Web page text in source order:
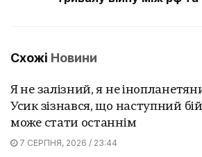
Схожі Новини
Я не залізний, я не
Усик зізнався, що наступний бій
може стати останнім
7 СЕРПНЯ, 2026 / 23:44